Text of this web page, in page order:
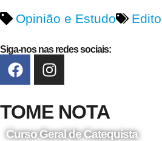
Opinião e Estudo
Siga-nos nas redes sociais:
TOME NOTA
Curso Geral de Catequista